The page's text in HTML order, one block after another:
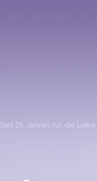
Seit 25 Jahren für die